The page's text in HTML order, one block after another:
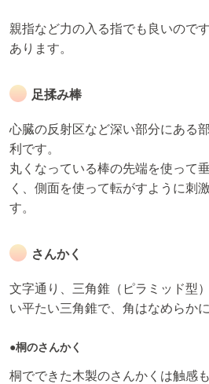
親指など力の入る指でも良いので
あります。
足揉み棒
心臓の反射区など深い部分にある
利です。
丸くなっている棒の先端を使って
く、側面を使って転がすように刺
す。
さんかく
文字通り、三角錐（ピラミッド型
い平たい三角錐で、角はなめらか
●桐のさんかく
桐でできた木製のさんかくは触感